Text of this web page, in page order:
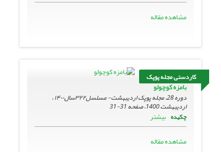
مشاهده مقاله
کاردستی مجله پوپک
بامزه کوچولو
دوره 28، مجله پوپک اردیبهشت- مسلسل۳۲۲سال۱۴۰۰ ،
اردیبهشت 1400، صفحه
31-31
چکیده بیشتر
مشاهده مقاله